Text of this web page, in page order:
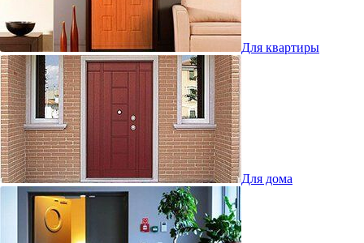
Для квартиры
Для дома